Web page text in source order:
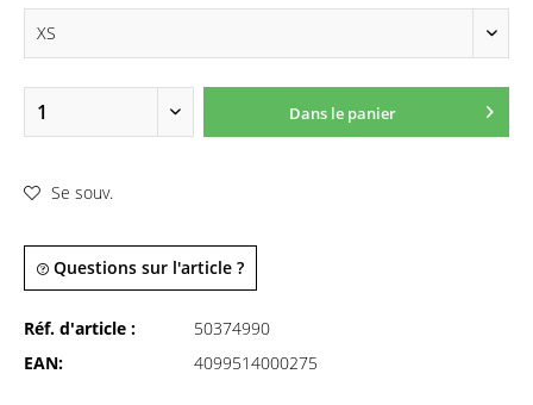
Dans le panier
Se souv.
Questions sur l'article ?
Réf. d'article :
50374990
EAN:
4099514000275